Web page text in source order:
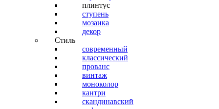
плинтус
ступень
мозаика
декор
Стиль
современный
классический
прованс
винтаж
моноколор
кантри
скандинавский